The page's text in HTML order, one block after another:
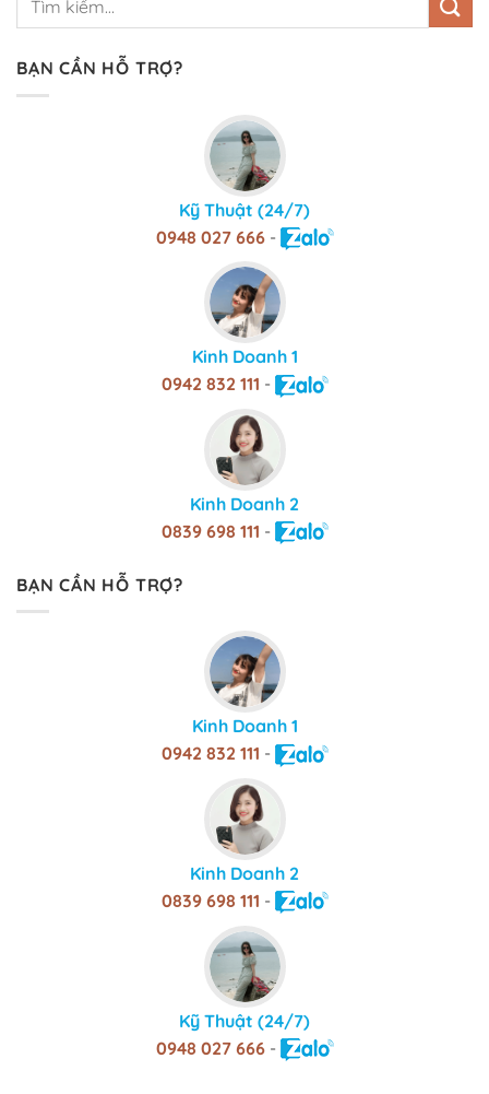
BẠN CẦN HỖ TRỢ?
Kỹ Thuật (24/7)
0948 027 666-
Kinh Doanh 1
0942 832 111 -
Kinh Doanh 2
0839 698 111 -
BẠN CẦN HỖ TRỢ?
Kinh Doanh 1
0942 832 111 -
Kinh Doanh 2
0839 698 111 -
Kỹ Thuật (24/7)
0948 027 666-